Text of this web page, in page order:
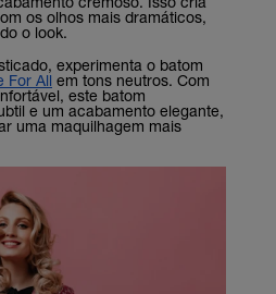
os olhos mais dramáticos,
o look.
experimenta o batom
For All em tons neutros. Com
este batom
e um acabamento elegante,
uma maquilhagem mais